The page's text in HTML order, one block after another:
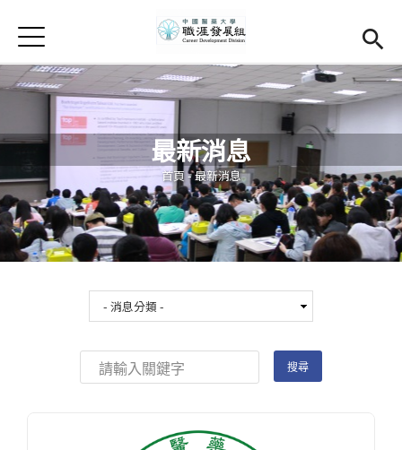
首頁
學務處首頁(link is external)
Open submenu (關於我們)
關於我們
Open submenu (職涯輔導)
職涯輔導
Open submenu (就業調查)
就業調查
活動集錦
相關連結
Jump to Navigation
Jump to Main content
最新消息
您在這裡
首頁-最新消息